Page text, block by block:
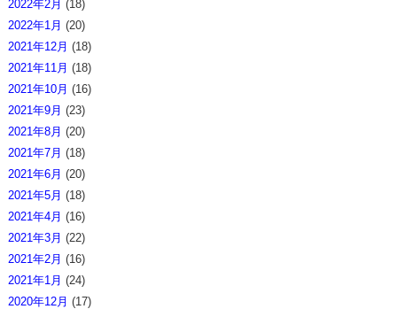
2022年2月 (18)
2022年1月 (20)
2021年12月 (18)
2021年11月 (18)
2021年10月 (16)
2021年9月 (23)
2021年8月 (20)
2021年7月 (18)
2021年6月 (20)
2021年5月 (18)
2021年4月 (16)
2021年3月 (22)
2021年2月 (16)
2021年1月 (24)
2020年12月 (17)